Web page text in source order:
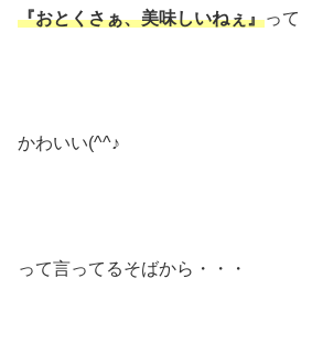
『おとくさぁ、美味しいねぇ』って
かわいい(^^♪
って言ってるそばから・・・